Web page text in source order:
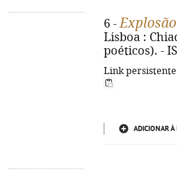
6 -
Lisboa :
poéticos). -
Link
ADICIONAR À